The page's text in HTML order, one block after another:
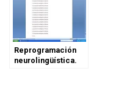
Reprogramación
neurolingüística.